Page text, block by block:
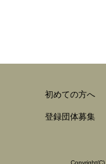
初めての方へ
登録団体募集
Copyright(C)